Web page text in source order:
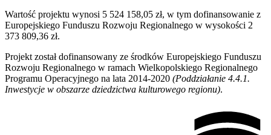
Wartość projektu wynosi 5 524 158,05 zł, w tym dofinansowanie z
Europejskiego Funduszu Rozwoju Regionalnego w wysokości 2
373 809,36 zł.
Projekt został dofinansowany ze środków Europejskiego Funduszu
Rozwoju Regionalnego w ramach Wielkopolskiego Regionalnego
Programu Operacyjnego na lata 2014-2020 (Poddziałanie 4.4.1.
Inwestycje w obszarze dziedzictwa kulturowego regionu).